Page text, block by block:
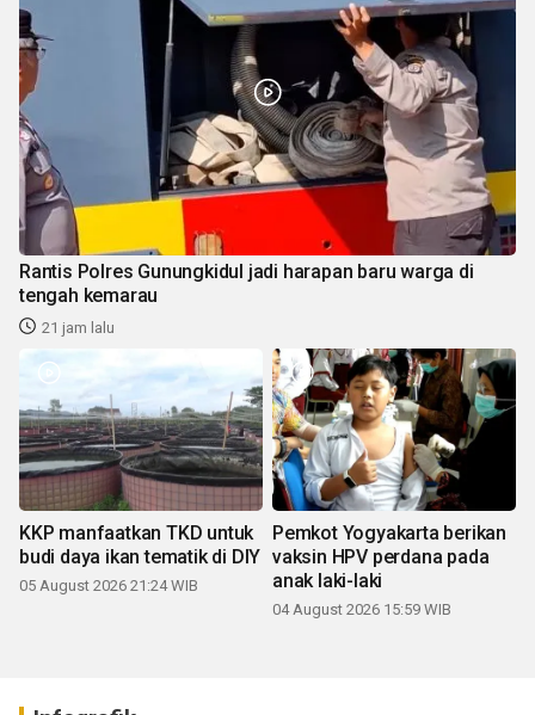
Rantis Polres Gunungkidul jadi harapan baru warga di
tengah kemarau
21 jam lalu
KKP manfaatkan TKD untuk
budi daya ikan tematik di DIY
05 August 2026 21:24 WIB
Pemkot Yogyakarta berikan
vaksin HPV perdana pada
anak laki-laki
04 August 2026 15:59 WIB